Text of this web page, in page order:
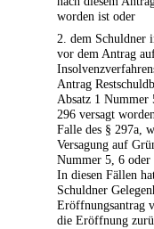
worden ist oder
2. dem Schuldner
vor dem Antrag
Antrag
Absatz 1 Nummer
296 versagt
Falle des § 297a,
Versagung auf
Nummer 5, 6
In diesen Fällen
Schuldner
Eröffnungsantrag
die Eröffnung